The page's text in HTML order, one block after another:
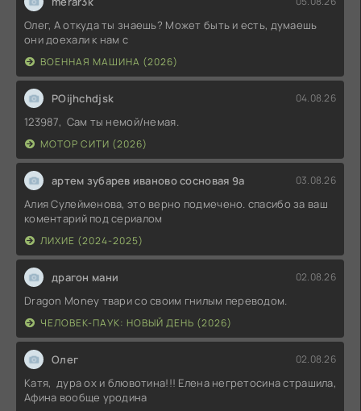
Олег, А откуда ты знаешь? Может быть и есть, думаешь
они доехали к нам с
ВОЕННАЯ МАШИНА (2026)
POijhchdjsk 04.08.26
123987, Сам ты немой/немая.
МОТОР СИТИ (2026)
артем зубарев иваново сосновая 9а 03.08.26
Алия Сулейменова, это верно подмечено. спасибо за ваш
коментарий под сериалом
ЛИХИЕ (2024-2025)
драгон мани 02.08.26
Dragon Money твари со своим гнилым переводом.
ЧЕЛОВЕК-ПАУК: НОВЫЙ ДЕНЬ (2026)
Олег 02.08.26
Катя, дура ох и блювотина!!! Елена негретосина страшила,
Афина вообще уродина